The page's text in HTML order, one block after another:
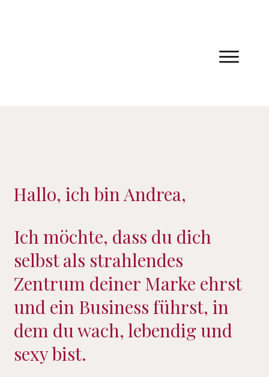
Hallo, ich bin Andrea,
Ich möchte, dass du dich
selbst als strahlendes
Zentrum deiner Marke ehrst
und ein Business führst, in
dem du wach, lebendig und
sexy bist.